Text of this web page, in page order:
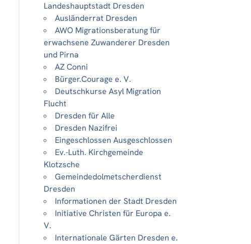
Landeshauptstadt Dresden
Ausländerrat Dresden
AWO Migrationsberatung für
erwachsene Zuwanderer Dresden
und Pirna
AZ Conni
Bürger.Courage e. V.
Deutschkurse Asyl Migration
Flucht
Dresden für Alle
Dresden Nazifrei
Eingeschlossen Ausgeschlossen
Ev.-Luth. Kirchgemeinde
Klotzsche
Gemeindedolmetscherdienst
Dresden
Informationen der Stadt Dresden
Initiative Christen für Europa e.
V.
Internationale Gärten Dresden e.